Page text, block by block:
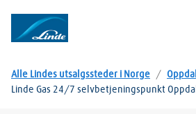
Alle Lindes utsalgssteder i Norge / Oppdal
Linde Gas 24/7 selvbetjeningspunkt Oppdal